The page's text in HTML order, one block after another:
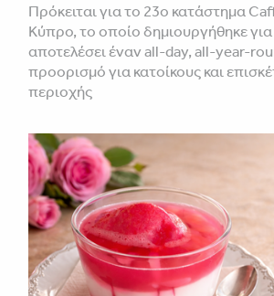
Πρόκειται για το 23ο κατάστημα
Κύπρο, το οποίο δημιουργήθηκε
αποτελέσει έναν all-day, all-year-
προορισμό για κατοίκους και
περιοχής